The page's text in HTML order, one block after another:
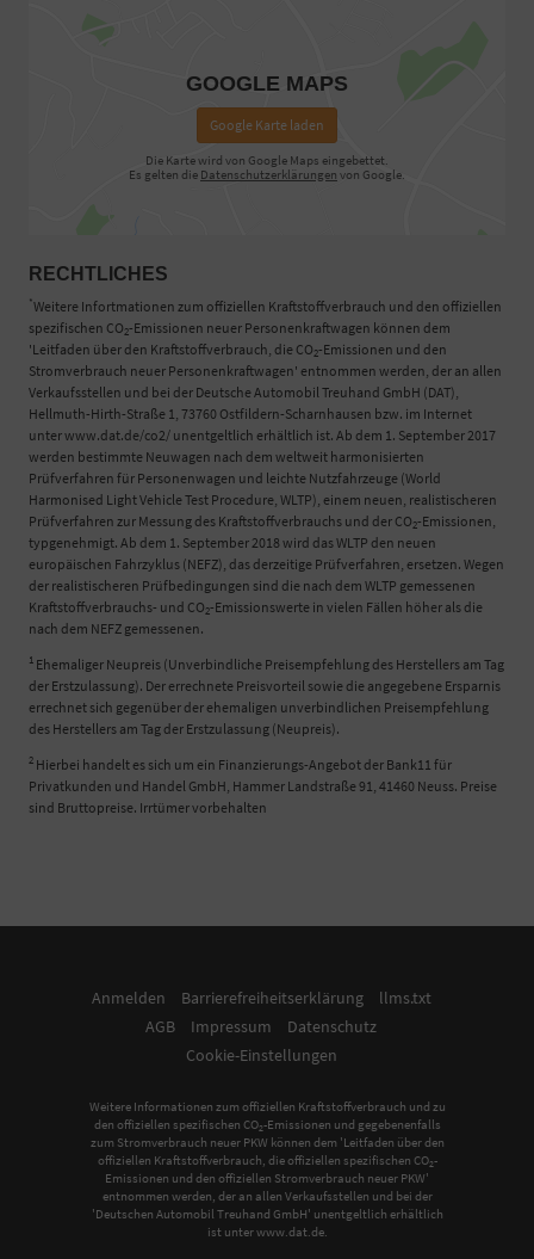
GOOGLE MAPS
Google Karte laden
Die Karte wird von Google Maps eingebettet.
Es gelten die Datenschutzerklärungen von Google.
RECHTLICHES
*Weitere Infortmationen zum offiziellen Kraftstoffverbrauch und den offiziellen
spezifischen CO2-Emissionen neuer Personenkraftwagen können dem
'Leitfaden über den Kraftstoffverbrauch, die CO2-Emissionen und den
Stromverbrauch neuer Personenkraftwagen' entnommen werden, der an allen
Verkaufsstellen und bei der Deutsche Automobil Treuhand GmbH (DAT),
Hellmuth-Hirth-Straße 1, 73760 Ostfildern-Scharnhausen bzw. im Internet
unter www.dat.de/co2/ unentgeltlich erhältlich ist. Ab dem 1. September 2017
werden bestimmte Neuwagen nach dem weltweit harmonisierten
Prüfverfahren für Personenwagen und leichte Nutzfahrzeuge (World
Harmonised Light Vehicle Test Procedure, WLTP), einem neuen, realistischeren
Prüfverfahren zur Messung des Kraftstoffverbrauchs und der CO2-Emissionen,
typgenehmigt. Ab dem 1. September 2018 wird das WLTP den neuen
europäischen Fahrzyklus (NEFZ), das derzeitige Prüfverfahren, ersetzen. Wegen
der realistischeren Prüfbedingungen sind die nach dem WLTP gemessenen
Kraftstoffverbrauchs- und CO2-Emissionswerte in vielen Fällen höher als die
nach dem NEFZ gemessenen.
1 Ehemaliger Neupreis (Unverbindliche Preisempfehlung des Herstellers am Tag
der Erstzulassung). Der errechnete Preisvorteil sowie die angegebene Ersparnis
errechnet sich gegenüber der ehemaligen unverbindlichen Preisempfehlung
des Herstellers am Tag der Erstzulassung (Neupreis).
2 Hierbei handelt es sich um ein Finanzierungs-Angebot der Bank11 für
Privatkunden und Handel GmbH, Hammer Landstraße 91, 41460 Neuss. Preise
sind Bruttopreise. Irrtümer vorbehalten
Anmelden Barrierefreiheitserklärung
llms.txt
AGB
Impressum
Datenschutz
Cookie-Einstellungen
Weitere Informationen zum offiziellen Kraftstoffverbrauch und zu
den offiziellen spezifischen CO2-Emissionen und gegebenenfalls
zum Stromverbrauch neuer PKW können dem 'Leitfaden über den
offiziellen Kraftstoffverbrauch, die offiziellen spezifischen CO2-
Emissionen und den offiziellen Stromverbrauch neuer PKW'
entnommen werden, der an allen Verkaufsstellen und bei der
'Deutschen Automobil Treuhand GmbH' unentgeltlich erhältlich
ist unter www.dat.de.